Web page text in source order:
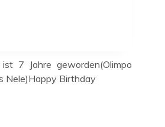
7 Jahre geworden(Olimpo
Nele)Happy Birthday